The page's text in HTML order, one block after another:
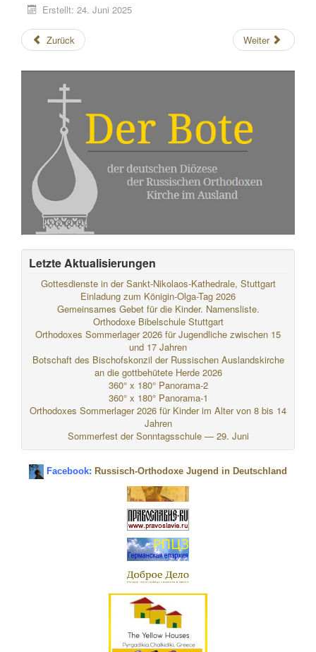
Erstellt: 24. Juni 2025
Zurück Weiter
Letzte Aktualisierungen
Gottesdienste in der Sankt-Nikolaos-Kathedrale, Stuttgart
Einladung zum Königin-Olga-Tag 2026
Gemeinsames Gebet für die Kinder. Namensliste.
Orthodoxe Bibelschule Stuttgart
Orthodoxes Sommerlager 2026 für Jugendliche zwischen 15
und 17 Jahren
Botschaft des Bischofskonzil der Russischen Auslandskirche
an die gottbehütete Herde 2026
360° x 180° Panorama-2
360° x 180° Panorama-1
Orthodoxes Sommerlager 2026 für Kinder im Alter von 8 bis 14
Jahren
Sommerfest der Sonntagsschule — 29. Juni
Facebook: Russisch-Orthodoxe Jugend in Deutschland